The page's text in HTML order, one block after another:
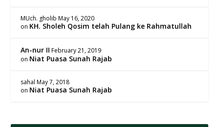
MUch. gholib May 16, 2020
on KH. Sholeh Qosim telah Pulang ke Rahmatullah
An-nur II February 21, 2019
on Niat Puasa Sunah Rajab
sahal May 7, 2018
on Niat Puasa Sunah Rajab